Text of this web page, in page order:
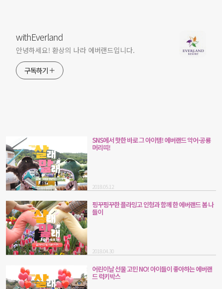
withEverland
안녕하세요! 환상의 나라 에버랜드입니다.
구독하기
SNS에서 핫한 바로 그 아이템! 에버랜드 악어·공룡
머리띠!
2018.05.12
핑꾸핑꾸한 플라밍고 인형과 함께 한 에버랜드 봄 나
들이
2018.04.30
어린이날 선물 고민 NO! 아이들이 좋아하는 에버랜
드 럭키박스